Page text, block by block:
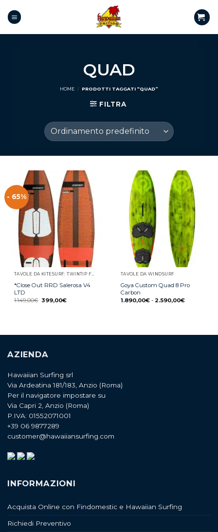
QUAD
HOME / PRODOTTI TAGGATI “QUAD”
FILTRA
- 65%
TAVOLE DA KITESURF: TWINTIP FREESTYLE E FREERIDE, WAVE, SURFINO E STRAPLESS
*Close Out RRD Salerosa V4
LTD
1.149,00€ 399,00€
TAVOLE DA WINDSURF
Goya Custom Quad 8 Pro
Carbon
1.890,00€ - 2.590,00€
AZIENDA
Hawaiian Surfing srl
Via Ardeatina 181/183, Anzio (Roma)
Per il navigatore impostare su
Via Capri 2, Anzio (Roma)
P.IVA: 01552071001
+39 06 9877289
customer@hawaiiansurfing.com
INFORMAZIONI
Acquista Online con Findomestic e Hawaiian Surfing
Richiedi Preventivo